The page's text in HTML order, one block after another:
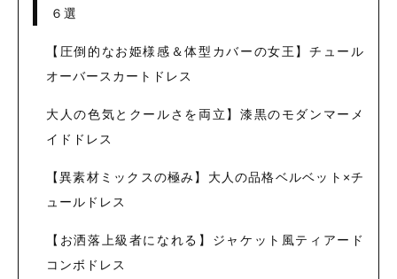
６選
【圧倒的なお姫様感＆体型カバーの女王】チュール
オーバースカートドレス
大人の色気とクールさを両立】漆黒のモダンマーメ
イドドレス
【異素材ミックスの極み】大人の品格ベルベット×チ
ュールドレス
【お洒落上級者になれる】ジャケット風ティアード
コンボドレス